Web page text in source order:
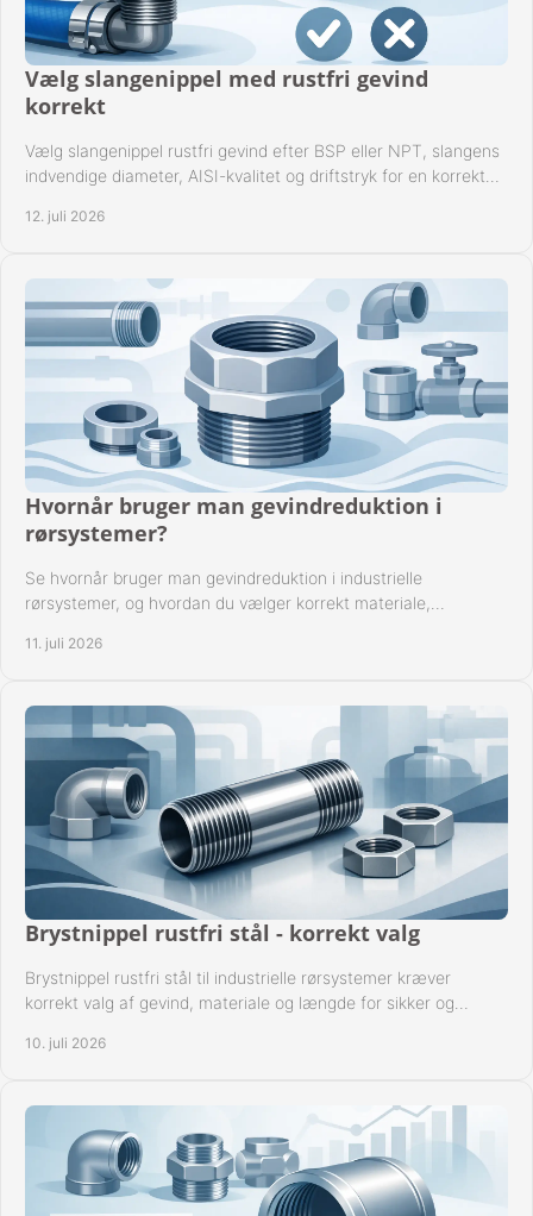
Vælg slangenippel med rustfri gevind
korrekt
Vælg slangenippel rustfri gevind efter BSP eller NPT, slangens
indvendige diameter, AISI-kvalitet og driftstryk for en korrekt
12. juli 2026
Hvornår bruger man gevindreduktion i
rørsystemer?
Se hvornår bruger man gevindreduktion i industrielle
rørsystemer, og hvordan du vælger korrekt materiale,
11. juli 2026
Brystnippel rustfri stål - korrekt valg
Brystnippel rustfri stål til industrielle rørsystemer kræver
korrekt valg af gevind, materiale og længde for sikker og
10. juli 2026